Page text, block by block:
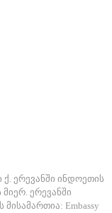
ქ. ერევანში ინდოეთის
ერევანში
Embassy